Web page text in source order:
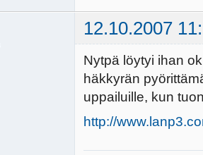
12.10.2007
Nytpä löytyi ihan
häkkyrän
uppailuille, kun
http://